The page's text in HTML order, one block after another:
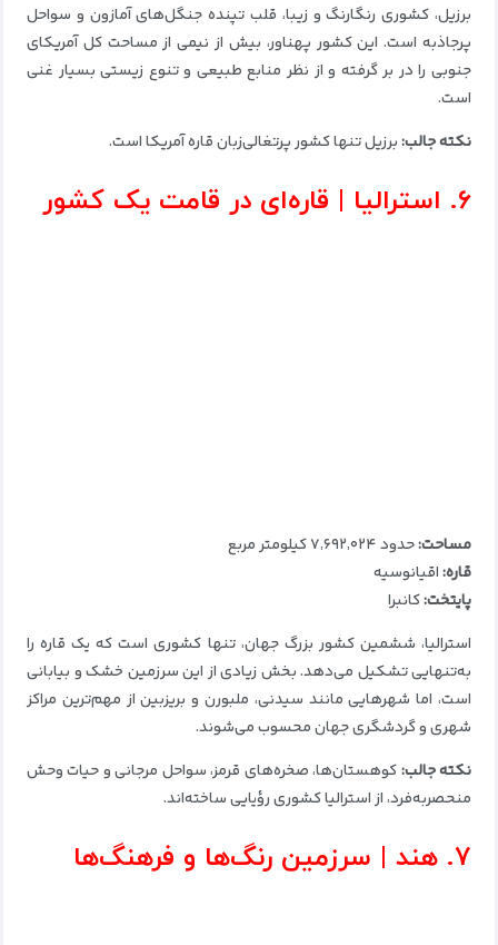
برزیل، کشوری رنگارنگ و زیبا، قلب تپنده جنگل‌های آمازون و سواحل
پرجاذبه است. این کشور پهناور، بیش از نیمی از مساحت کل آمریکای
جنوبی را در بر گرفته و از نظر منابع طبیعی و تنوع زیستی بسیار غنی
است.
نکته جالب:برزیل تنها کشور پرتغالی‌زبان قاره آمریکا است.
۶. استرالیا | قاره‌ای در قامت یک کشور
مساحت:حدود ۷٬۶۹۲٬۰۲۴ کیلومتر مربع
قاره:اقیانوسیه
پایتخت:کانبرا
استرالیا، ششمین کشور بزرگ جهان، تنها کشوری است که یک قاره را
به‌تنهایی تشکیل می‌دهد. بخش زیادی از این سرزمین خشک و بیابانی
است، اما شهرهایی مانند سیدنی، ملبورن و بریزبین از مهم‌ترین مراکز
شهری و گردشگری جهان محسوب می‌شوند.
نکته جالب:کوهستان‌ها، صخره‌های قرمز، سواحل مرجانی و حیات وحش
منحصربه‌فرد، از استرالیا کشوری رؤیایی ساخته‌اند.
۷. هند | سرزمین رنگ‌ها و فرهنگ‌ها